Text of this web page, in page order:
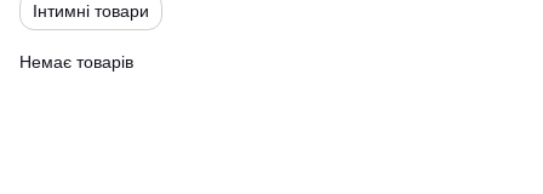
Інтимні товари
Немає товарів